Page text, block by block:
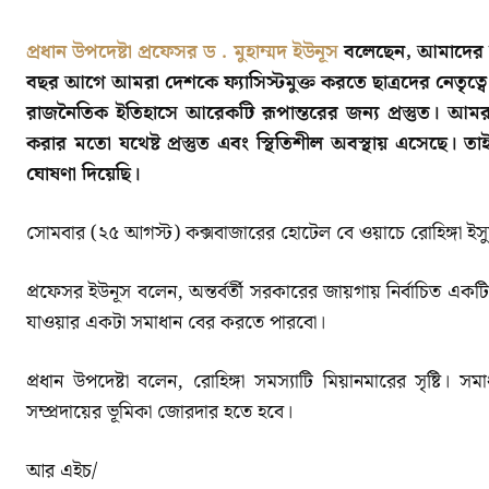
প্রধান উপদেষ্টা প্রফেসর ড . মুহাম্মদ ইউনূসবলেছেন, আমাদের
বছর আগে আমরা দেশকে ফ্যাসিস্টমুক্ত করতে ছাত্রদের
রাজনৈতিক ইতিহাসে আরেকটি রূপান্তরের জন্য প্রস্তুত।
করার মতো যথেষ্ট প্রস্তুত এবং স্থিতিশীল অবস্থায় এসেছে।
ঘোষণা দিয়েছি।
সোমবার (২৫ আগস্ট) কক্সবাজারের হোটেল বে ওয়াচে
প্রফেসর ইউনূস বলেন, অন্তর্বর্তী সরকারের জায়গায় নির্বাচিত
যাওয়ার একটা সমাধান বের করতে পারবো।
প্রধান উপদেষ্টা বলেন, রোহিঙ্গা সমস্যাটি মিয়ানমারের
সম্প্রদায়ের ভূমিকা জোরদার হতে হবে।
আর এইচ/